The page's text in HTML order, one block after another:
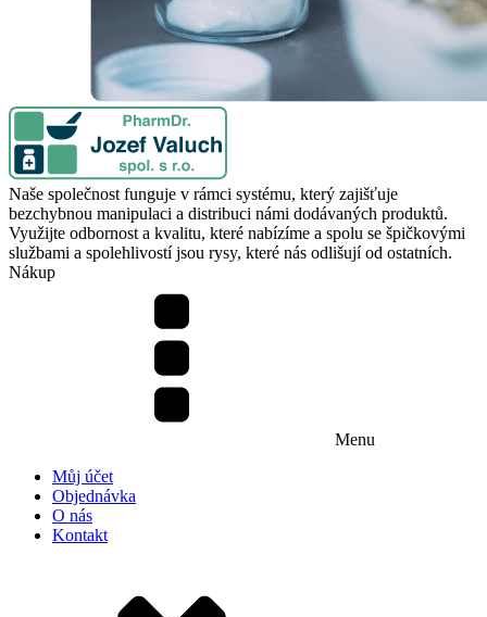
Naše společnost funguje v rámci systému, který zajišťuje
bezchybnou manipulaci a distribuci námi dodávaných produktů.
Využijte odbornost a kvalitu, které nabízíme a spolu se špičkovými
službami a spolehlivostí jsou rysy, které nás odlišují od ostatních.
Nákup
Menu
Můj účet
Objednávka
O nás
Kontakt